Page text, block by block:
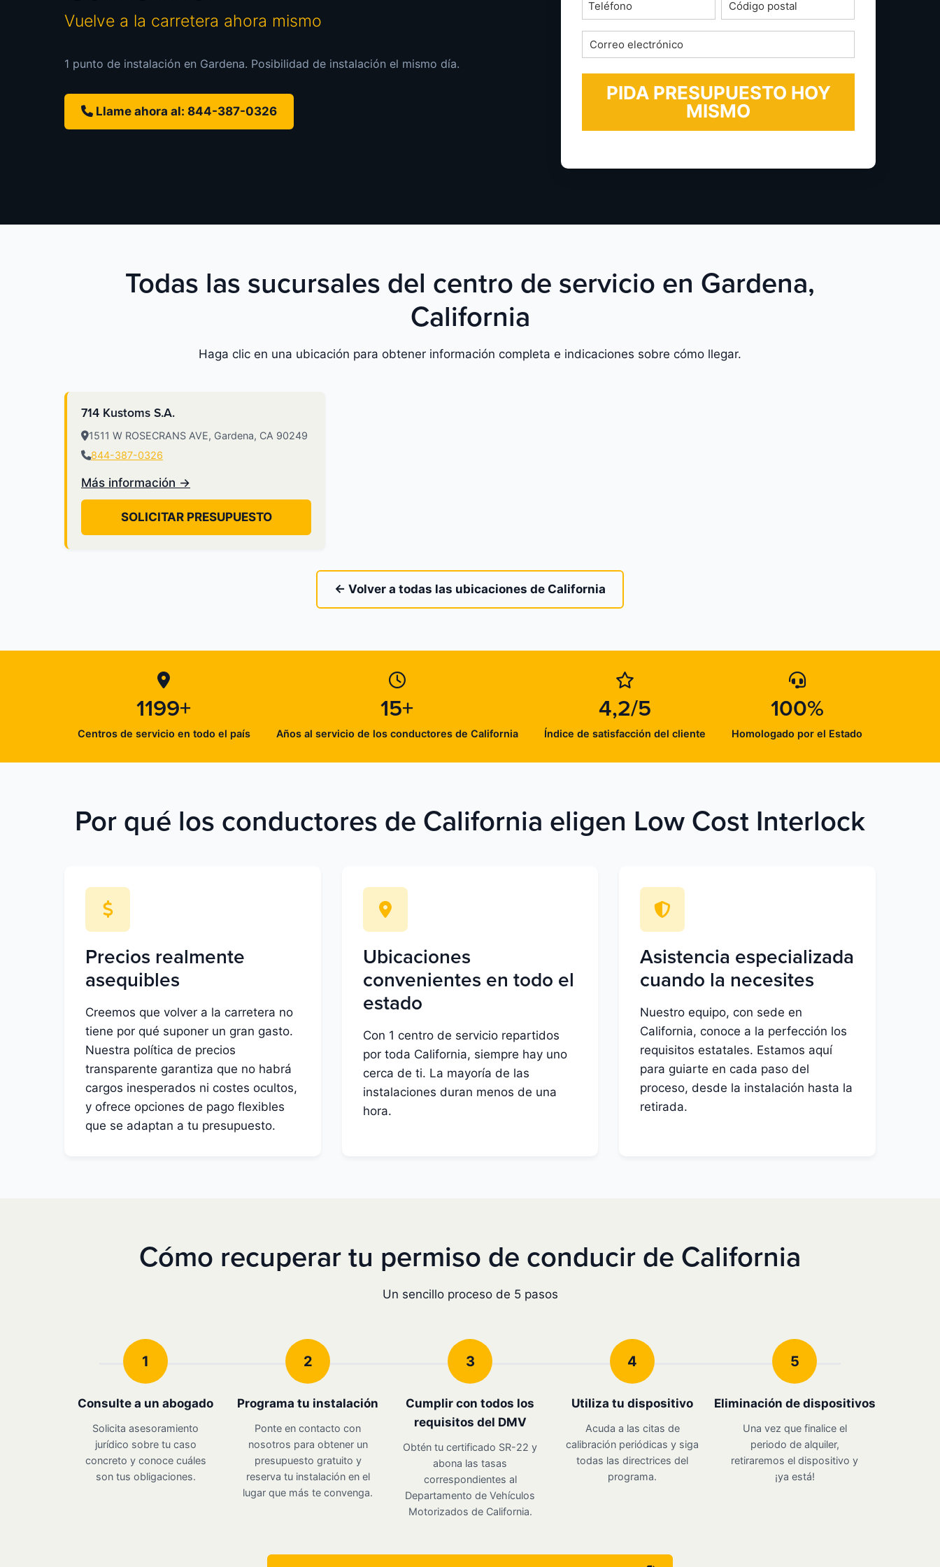
Vuelve a la carretera ahora mismo
1 punto de instalación en Gardena. Posibilidad de instalación el mismo día.
Llame ahora al: 844-387-0326
*
postal
Correo
electrónico
*
Todas las sucursales del centro de servicio en Gardena,
California
Haga clic en una ubicación para obtener información completa e indicaciones sobre cómo llegar.
714 Kustoms S.A.
1511 W ROSECRANS AVE, Gardena, CA 90249
844-387-0326
Más información →
SOLICITAR PRESUPUESTO
← Volver a todas las ubicaciones de California
1199+
Centros de servicio en todo el país
15+
Años al servicio de los conductores de California
4,2/5
Índice de satisfacción del cliente
100%
Homologado por el Estado
Por qué los conductores de California eligen Low Cost Interlock
Precios realmente
asequibles
Creemos que volver a la carretera no
tiene por qué suponer un gran gasto.
Nuestra política de precios
transparente garantiza que no habrá
cargos inesperados ni costes ocultos,
y ofrece opciones de pago flexibles
que se adaptan a tu presupuesto.
Ubicaciones
convenientes en todo el
estado
Con 1 centro de servicio repartidos
por toda California, siempre hay uno
cerca de ti. La mayoría de las
instalaciones duran menos de una
hora.
Asistencia especializada
cuando la necesites
Nuestro equipo, con sede en
California, conoce a la perfección los
requisitos estatales. Estamos aquí
para guiarte en cada paso del
proceso, desde la instalación hasta la
retirada.
Cómo recuperar tu permiso de conducir de California
Un sencillo proceso de 5 pasos
1
Consulte a un abogado
Solicita asesoramiento
jurídico sobre tu caso
concreto y conoce cuáles
son tus obligaciones.
2
Programa tu instalación
Ponte en contacto con
nosotros para obtener un
presupuesto gratuito y
reserva tu instalación en el
lugar que más te convenga.
3
Cumplir con todos los
requisitos del DMV
Obtén tu certificado SR-22 y
abona las tasas
correspondientes al
Departamento de Vehículos
Motorizados de California.
4
Utiliza tu dispositivo
Acuda a las citas de
calibración periódicas y siga
todas las directrices del
programa.
5
Eliminación de dispositivos
Una vez que finalice el
periodo de alquiler,
retiraremos el dispositivo y
¡ya está!